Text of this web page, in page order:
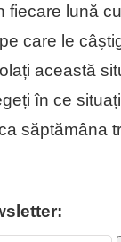
fiecare lună
care le
această
în ce
săptămâna